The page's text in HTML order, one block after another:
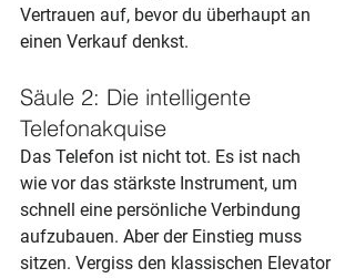
Vertrauen auf, bevor du überhaupt an
einen Verkauf denkst.
Säule 2: Die intelligente
Telefonakquise
Das Telefon ist nicht tot. Es ist nach
wie vor das stärkste Instrument, um
schnell eine persönliche Verbindung
aufzubauen. Aber der Einstieg muss
sitzen. Vergiss den klassischen Elevator